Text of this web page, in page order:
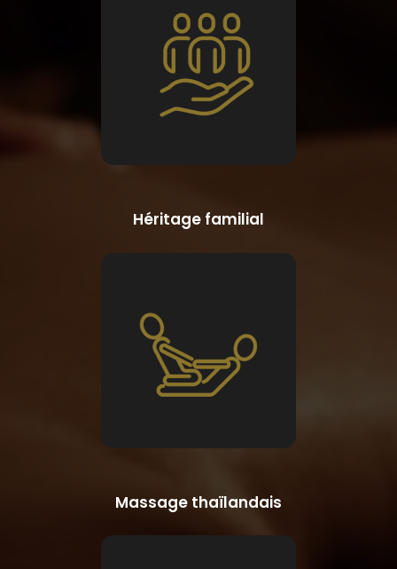
Héritage familial
Massage thaïlandais